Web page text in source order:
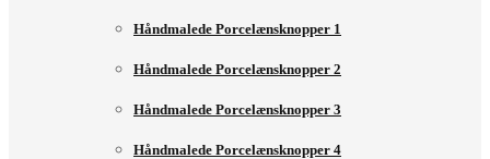
Håndmalede Porcelænsknopper 1
Håndmalede Porcelænsknopper 2
Håndmalede Porcelænsknopper 3
Håndmalede Porcelænsknopper 4